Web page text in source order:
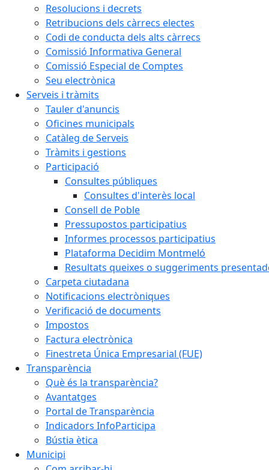
Resolucions i decrets
Retribucions dels càrrecs electes
Codi de conducta dels alts càrrecs
Comissió Informativa General
Comissió Especial de Comptes
Seu electrònica
Serveis i tràmits
Tauler d'anuncis
Oficines municipals
Catàleg de Serveis
Tràmits i gestions
Participació
Consultes públiques
Consultes d'interès local
Consell de Poble
Pressupostos participatius
Informes processos participatius
Plataforma Decidim Montmeló
Resultats queixes o suggeriments
Carpeta ciutadana
Notificacions electròniques
Verificació de documents
Impostos
Factura electrònica
Finestreta Única Empresarial (FUE)
Transparència
Què és la transparència?
Avantatges
Portal de Transparència
Indicadors InfoParticipa
Bústia ètica
Municipi